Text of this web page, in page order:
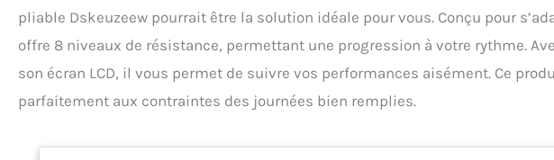
pliable Dskeuzeew pourrait être la solution idéale pour vous. Conçu pour
offre 8 niveaux de résistance, permettant une progression à votre rythme.
son écran LCD, il vous permet de suivre vos performances aisément. Ce
parfaitement aux contraintes des journées bien remplies.